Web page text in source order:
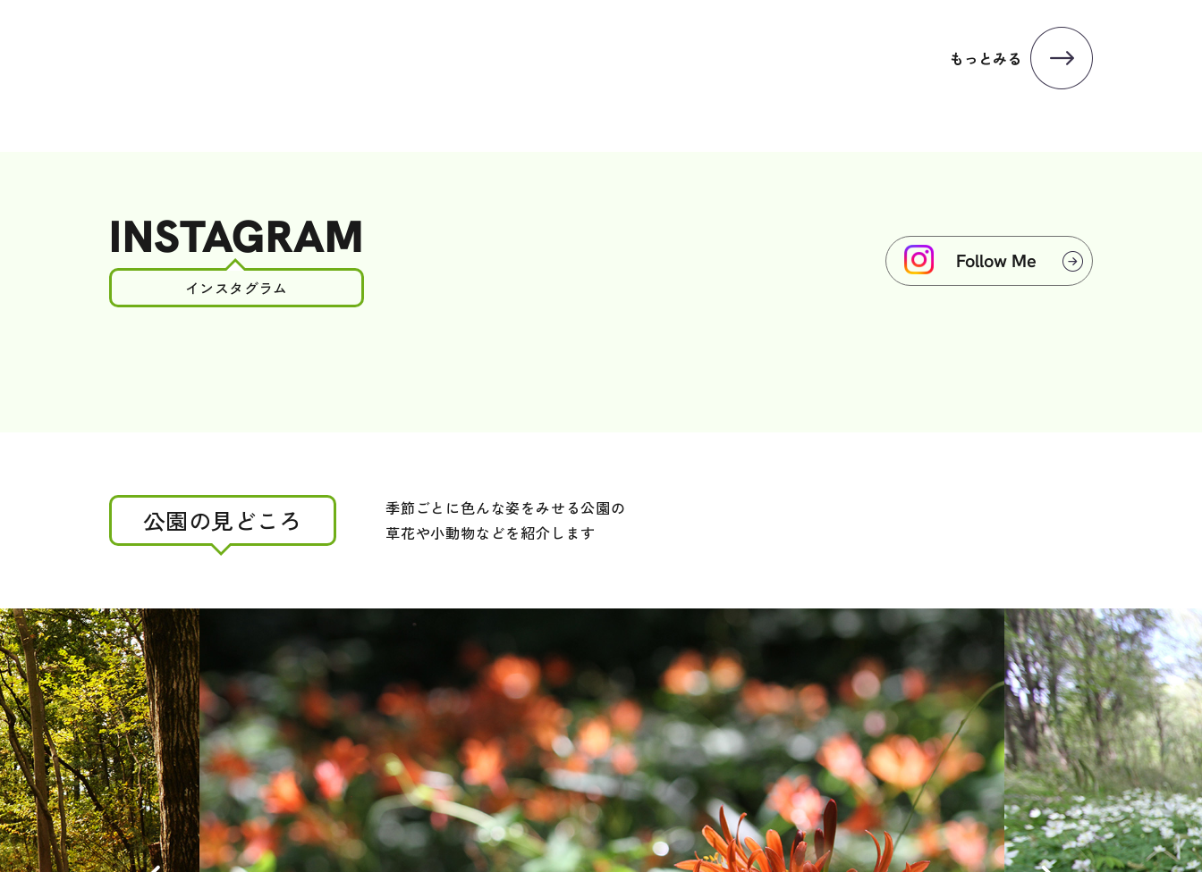
もっとみる
INSTAGRAM
インスタグラム
Follow Me
公園の見どころ 季節ごとに色んな姿をみせる公園の
草花や小動物などを紹介します